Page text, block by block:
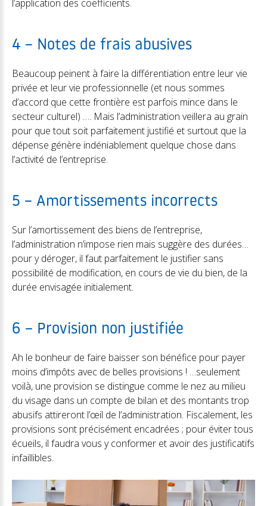
l’application des coefficients.
4 – Notes de frais abusives
Beaucoup peinent à faire la différentiation entre leur vie
privée et leur vie professionnelle (et nous sommes
d’accord que cette frontière est parfois mince dans le
secteur culturel) …. Mais l’administration veillera au grain
pour que tout soit parfaitement justifié et surtout que la
dépense génère indéniablement quelque chose dans
l’activité de l’entreprise.
5 – Amortissements incorrects
Sur l’amortissement des biens de l’entreprise,
l’administration n’impose rien mais suggère des durées…
pour y déroger, il faut parfaitement le justifier sans
possibilité de modification, en cours de vie du bien, de la
durée envisagée initialement.
6 – Provision non justifiée
Ah le bonheur de faire baisser son bénéfice pour payer
moins d’impôts avec de belles provisions ! …seulement
voilà, une provision se distingue comme le nez au milieu
du visage dans un compte de bilan et des montants trop
abusifs attireront l’œil de l’administration. Fiscalement, les
provisions sont précisément encadrées ; pour éviter tous
écueils, il faudra vous y conformer et avoir des justificatifs
infaillibles.